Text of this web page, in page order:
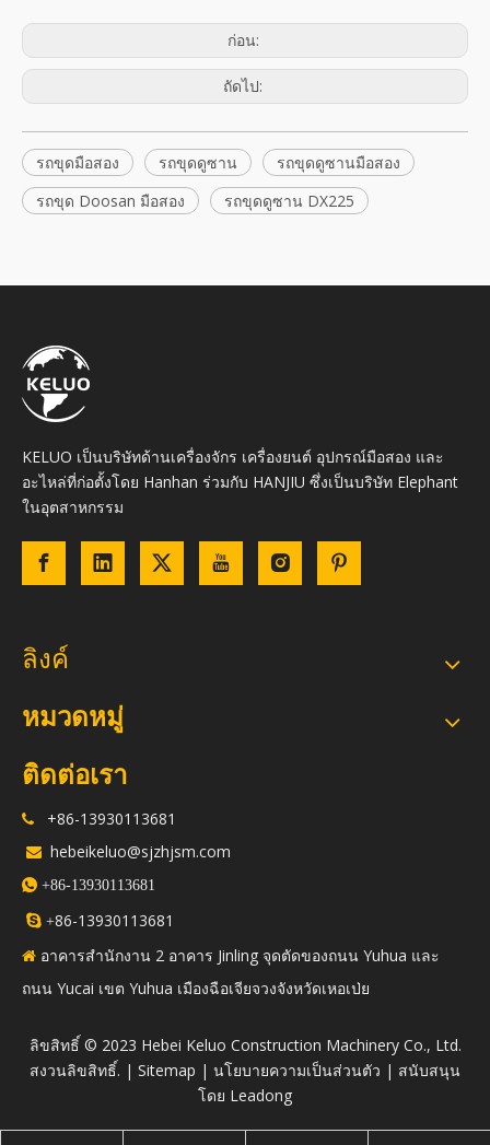
ก่อน:
ถัดไป:
รถขุดมือสอง รถขุดดูซาน
รถขุดดูซานมือสอง
รถขุด Doosan มือสอง
รถขุดดูซาน DX225
KELUO เป็นบริษัทด้านเครื่องจักร เครื่องยนต์ อุปกรณ์มือสอง และ
อะไหล่ที่ก่อตั้งโดย Hanhan ร่วมกับ HANJIU ซึ่งเป็นบริษัท Elephant
ในอุตสาหกรรม
ลิงค์
หมวดหมู่
ติดต่อเรา
 +86-13930113681
 hebeikeluo@sjzhjsm.com
 +86-13930113681
 +86-13930113681
 อาคารสำนักงาน 2 อาคาร Jinling จุดตัดของถนน Yuhua และ
ถนน Yucai เขต Yuhua เมืองฉือเจียจวงจังหวัดเหอเป่ย
​ลิขสิทธิ์ © 2023 Hebei Keluo Construction Machinery Co., Ltd.
สงวนลิขสิทธิ์. | Sitemap | นโยบายความเป็นส่วนตัว | สนับสนุน
โดย Leadong